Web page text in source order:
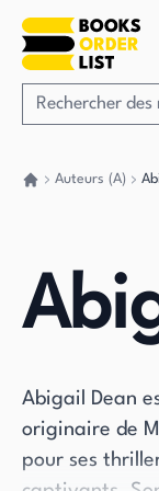
Auteurs (A)
Abigail Dean
originaire de
pour ses